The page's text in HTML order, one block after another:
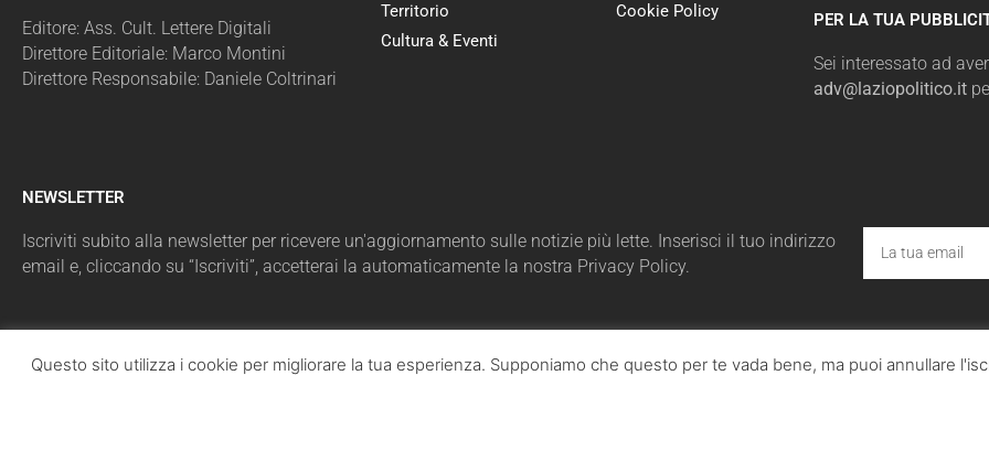
Editore: Ass. Cult. Lettere Digitali
Direttore Editoriale: Marco Montini
Direttore Responsabile: Daniele Coltrinari
Territorio
Cultura & Eventi
Cookie Policy
PER LA TUA
Sei interessato ad
adv@laziopolitico.it
NEWSLETTER
Iscriviti subito alla newsletter per ricevere un'aggiornamento sulle notizie più lette. Inserisci il tuo indirizzo
email e, cliccando su “Iscriviti”, accetterai la automaticamente la nostra Privacy Policy.
Questo sito utilizza i cookie per migliorare la tua esperienza. Supponiamo che questo per te vada bene, ma puoi annullare